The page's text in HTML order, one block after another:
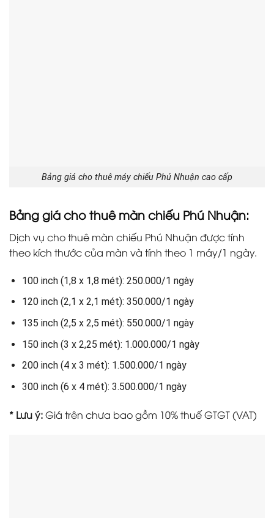
Bảng giá cho thuê máy chiếu Phú Nhuận cao cấp
Bảng giá cho thuê màn chiếu Phú Nhuận:
Dịch vụ cho thuê màn chiếu Phú Nhuận được tính
theo kích thước của màn và tính theo 1 máy/1 ngày.
100 inch (1,8 x 1,8 mét): 250.000/1 ngày
120 inch (2,1 x 2,1 mét): 350.000/1 ngày
135 inch (2,5 x 2,5 mét): 550.000/1 ngày
150 inch (3 x 2,25 mét): 1.000.000/1 ngày
200 inch (4 x 3 mét): 1.500.000/1 ngày
300 inch (6 x 4 mét): 3.500.000/1 ngày
* Lưu ý:Giá trên chưa bao gồm 10% thuế GTGT (VAT)